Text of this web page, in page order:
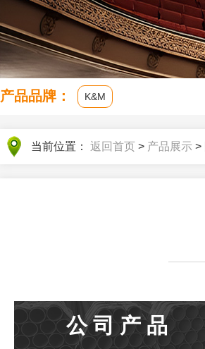
产品品牌： K&M
当前位置： 返回首页 > 产品展示 >
公司产品